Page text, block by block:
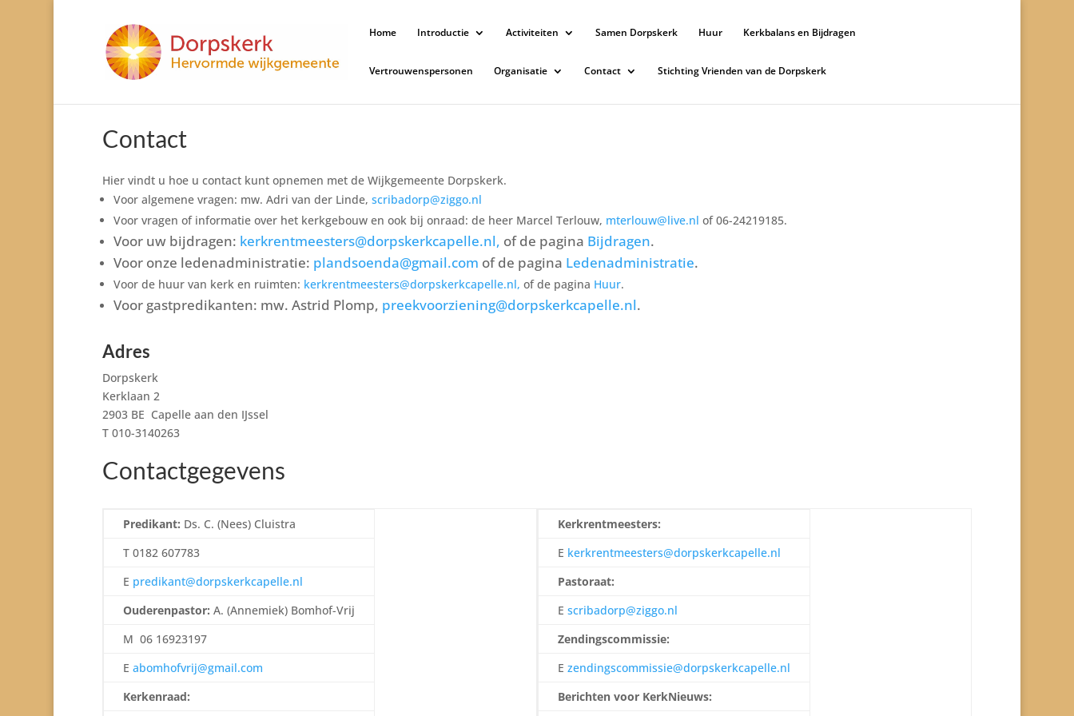
Home Introductie Activiteiten Samen Dorpskerk Huur Kerkbalans en Bijdragen
Vertrouwenspersonen Organisatie Contact Stichting Vrienden van de Dorpskerk
Contact
Hier vindt u hoe u contact kunt opnemen met de Wijkgemeente Dorpskerk.
Voor algemene vragen: mw. Adri van der Linde, scribadorp@ziggo.nl
Voor vragen of informatie over het kerkgebouw en ook bij onraad: de heer Marcel Terlouw, mterlouw@live.nl of 06-24219185.
Voor uw bijdragen: kerkrentmeesters@dorpskerkcapelle.nl, of de pagina Bijdragen.
Voor onze ledenadministratie: plandsoenda@gmail.com of de pagina Ledenadministratie.
Voor de huur van kerk en ruimten: kerkrentmeesters@dorpskerkcapelle.nl, of de pagina Huur.
Voor gastpredikanten: mw. Astrid Plomp, preekvoorziening@dorpskerkcapelle.nl.
Adres
Dorpskerk
Kerklaan 2
2903 BE Capelle aan den IJssel
T 010-3140263
Contactgegevens
Predikant: Ds. C. (Nees) Cluistra
T 0182 607783
E predikant@dorpskerkcapelle.nl
Ouderenpastor: A. (Annemiek) Bomhof-Vrij
M 06 16923197
E abomhofvrij@gmail.com
Kerkenraad:
Kerkrentmeesters:
E kerkrentmeesters@dorpskerkcapelle.nl
Pastoraat:
E scribadorp@ziggo.nl
Zendingscommissie:
E zendingscommissie@dorpskerkcapelle.nl
Berichten voor KerkNieuws: